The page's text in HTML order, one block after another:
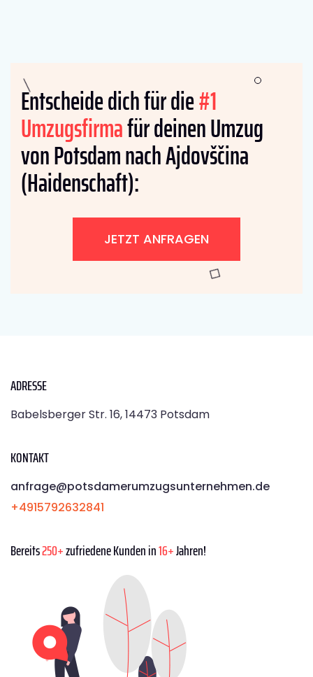
Entscheide dich für die#1
Umzugsfirmafür deinen Umzug
von Potsdam nach Ajdovščina
(Haidenschaft):
JETZT ANFRAGEN
ADRESSE
Babelsberger Str. 16, 14473 Potsdam
KONTAKT
anfrage@potsdamerumzugsunternehmen.de
+4915792632841
Bereits250+zufriedene Kunden in16+Jahren!